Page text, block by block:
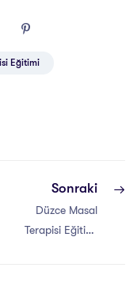
Eğitimi
Sonraki
Düzce Masal
Terapisi Eğitimi